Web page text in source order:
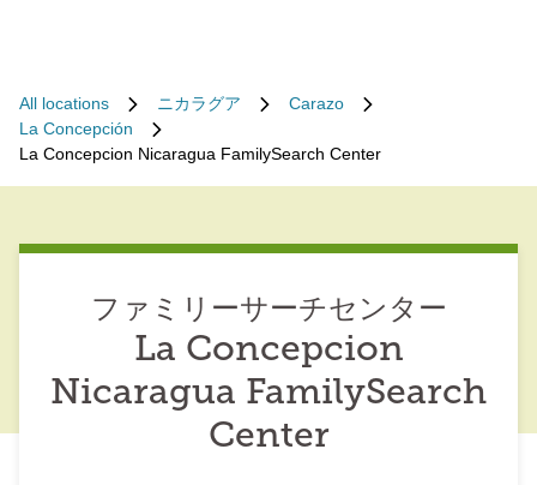
All locations ニカラグア
Carazo
La Concepción
La Concepcion Nicaragua FamilySearch Center
ファミリーサーチセンター
La Concepcion
Nicaragua FamilySearch
Center